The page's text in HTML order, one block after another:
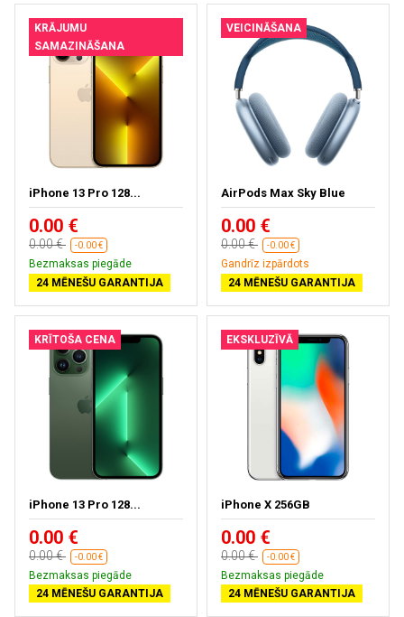
KRĀJUMU
SAMAZINĀŠANA
iPhone 13 Pro 128...
0.00 €
0.00 € -0.00 €
Bezmaksas piegāde
24 MĒNEŠU GARANTIJA
VEICINĀŠANA
AirPods Max Sky Blue
0.00 €
0.00 € -0.00 €
Gandrīz izpārdots
24 MĒNEŠU GARANTIJA
KRĪTOŠA CENA
iPhone 13 Pro 128...
0.00 €
0.00 € -0.00 €
Bezmaksas piegāde
24 MĒNEŠU GARANTIJA
EKSKLUZĪVĀ
iPhone X 256GB
0.00 €
0.00 € -0.00 €
Bezmaksas piegāde
24 MĒNEŠU GARANTIJA